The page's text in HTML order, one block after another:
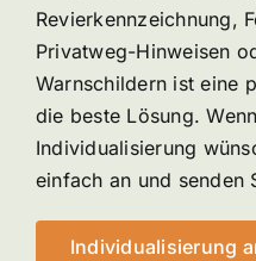
Revierkennzeichnung,
Privatweg-Hinweisen
Warnschildern ist eine
die beste Lösung.
Individualisierung
einfach an und senden
Individualisierung